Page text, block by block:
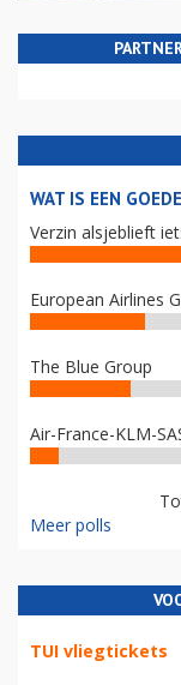
WAT IS EEN
Verzin alsjeblieft
European Airlines
The Blue Group
Air-France-KLM-
Meer polls
TUI vliegtickets